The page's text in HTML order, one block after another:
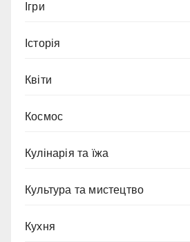
Ігри
Історія
Квіти
Космос
Кулінарія та їжа
Культура та мистецтво
Кухня